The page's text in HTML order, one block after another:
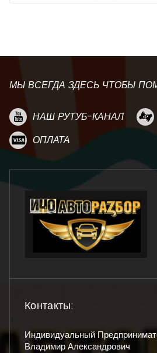
МЫ ВСЕГДА ЗДЕСЬ ЧТОБЫ
НАШ РУТУБ-КАНАЛ
ОПЛАТА
Контакты:
Индивидуальный
Владимир Александрович